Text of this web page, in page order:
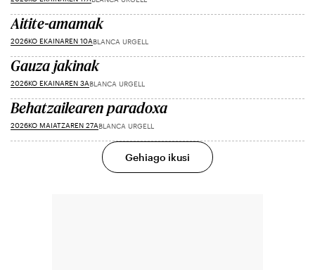
Aitite-amamak
2026KO EKAINAREN 10ABLANCA URGELL
Gauza jakinak
2026KO EKAINAREN 3ABLANCA URGELL
Behatzailearen paradoxa
2026KO MAIATZAREN 27ABLANCA URGELL
Gehiago ikusi